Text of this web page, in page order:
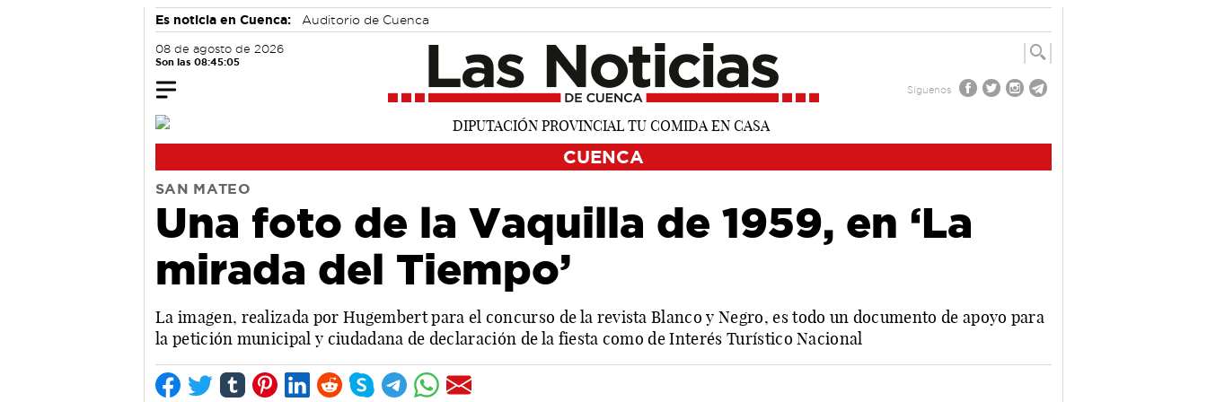
Es noticia en Cuenca: Auditorio de Cuenca
08 de agosto de 2026
Son las 08:45:06
Síguenos
CUENCA
SAN MATEO
Una foto de la Vaquilla de 1959, en ‘La
mirada del Tiempo’
La imagen, realizada por Hugembert para el concurso de la revista Blanco y Negro, es todo un documento de apoyo para
la petición municipal y ciudadana de declaración de la fiesta como de Interés Turístico Nacional